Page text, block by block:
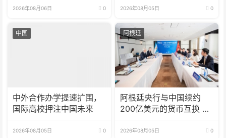
2026年08月06日 0 2026年08月05日 0
中国
中外合作办学提速扩围，
国际高校押注中国未来
2026年08月05日 0
阿根廷
阿根廷央行与中国续约
200亿美元的货币互换 有
2026年08月05日 0